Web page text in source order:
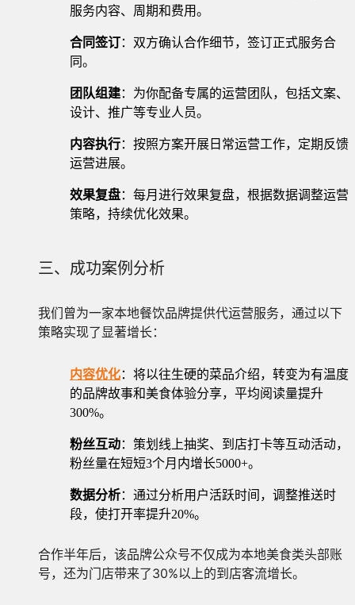
服务内容、周期和费用。
合同签订：双方确认合作细节，签订正式服务合
同。
团队组建：为你配备专属的运营团队，包括文案、
设计、推广等专业人员。
内容执行：按照方案开展日常运营工作，定期反馈
运营进展。
效果复盘：每月进行效果复盘，根据数据调整运营
策略，持续优化效果。
三、成功案例分析
我们曾为一家本地餐饮品牌提供代运营服务，通过以下
策略实现了显著增长：
内容优化：将以往生硬的菜品介绍，转变为有温度
的品牌故事和美食体验分享，平均阅读量提升
300%。
粉丝互动：策划线上抽奖、到店打卡等互动活动，
粉丝量在短短3个月内增长5000+。
数据分析：通过分析用户活跃时间，调整推送时
段，使打开率提升20%。
合作半年后，该品牌公众号不仅成为本地美食类头部账
号，还为门店带来了30%以上的到店客流增长。